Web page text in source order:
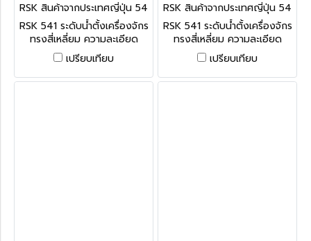
RSK สินค้าจากประเทศญี่ปุ่น 54
1-3005
RSK 541 ระดับน้ำตั้งเครื่องจักร
ทรงสี่เหลี่ยม ความละเอียด
0.05 มม. + CERTIFICATED
ประเทศญี่ปุ่น PRECISION
SQUARE LEVEL
เปรียบเทียบ
RSK สินค้าจากประเทศญี่ปุ่น 54
1-2505
RSK 541 ระดับน้ำตั้งเครื่องจักร
ทรงสี่เหลี่ยม ความละเอียด
0.05 มม. + CERTIFICATED
ประเทศญี่ปุ่น PRECISION
SQUARE LEVEL
เปรียบเทียบ